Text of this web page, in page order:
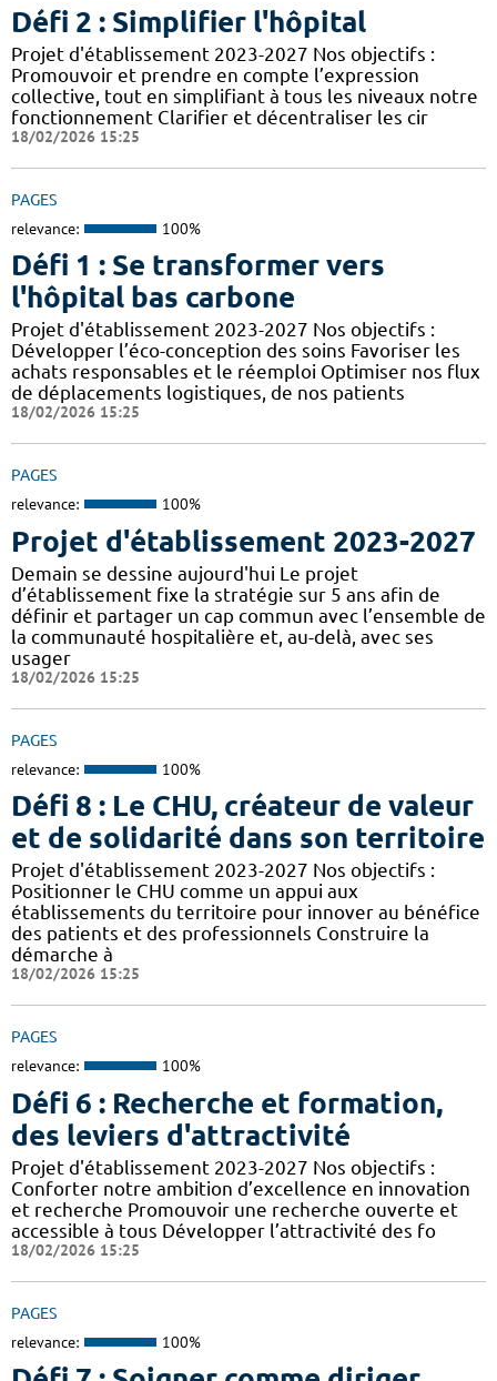
Défi 2 : Simplifier l'hôpital
Projet d'établissement 2023-2027 Nos objectifs :
Promouvoir et prendre en compte l’expression
collective, tout en simplifiant à tous les niveaux notre
fonctionnement Clarifier et décentraliser les cir
18/02/2026 15:25
PAGES
relevance: 100%
Défi 1 : Se transformer vers
l'hôpital bas carbone
Projet d'établissement 2023-2027 Nos objectifs :
Développer l’éco-conception des soins Favoriser les
achats responsables et le réemploi Optimiser nos flux
de déplacements logistiques, de nos patients
18/02/2026 15:25
PAGES
relevance: 100%
Projet d'établissement 2023-2027
Demain se dessine aujourd'hui Le projet
d’établissement fixe la stratégie sur 5 ans afin de
définir et partager un cap commun avec l’ensemble de
la communauté hospitalière et, au-delà, avec ses
usager
18/02/2026 15:25
PAGES
relevance: 100%
Défi 8 : Le CHU, créateur de valeur
et de solidarité dans son territoire
Projet d'établissement 2023-2027 Nos objectifs :
Positionner le CHU comme un appui aux
établissements du territoire pour innover au bénéfice
des patients et des professionnels Construire la
démarche à
18/02/2026 15:25
PAGES
relevance: 100%
Défi 6 : Recherche et formation,
des leviers d'attractivité
Projet d'établissement 2023-2027 Nos objectifs :
Conforter notre ambition d’excellence en innovation
et recherche Promouvoir une recherche ouverte et
accessible à tous Développer l’attractivité des fo
18/02/2026 15:25
PAGES
relevance: 100%